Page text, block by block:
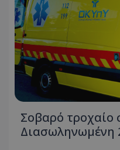
Σοβαρό τροχαίο
Διασωληνωμένη